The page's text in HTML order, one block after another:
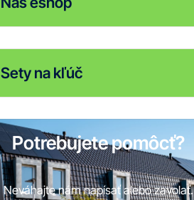
Sety na kľúč
Potrebujete pomôcť?
Neváhajte nám napísať alebo zavolať.